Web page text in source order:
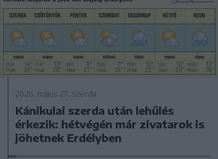
2026. május 27., szerda
Kánikulai szerda után lehűlés
érkezik: hétvégén már zivatarok is
jöhetnek Erdélyben